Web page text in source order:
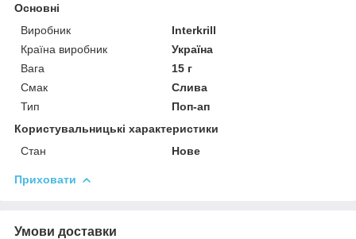
Основні
Виробник
Interkrill
Країна виробник
Україна
Вага
15 г
Смак
Слива
Тип
Поп-ап
Користувальницькі характеристики
Стан
Нове
Приховати
Умови доставки